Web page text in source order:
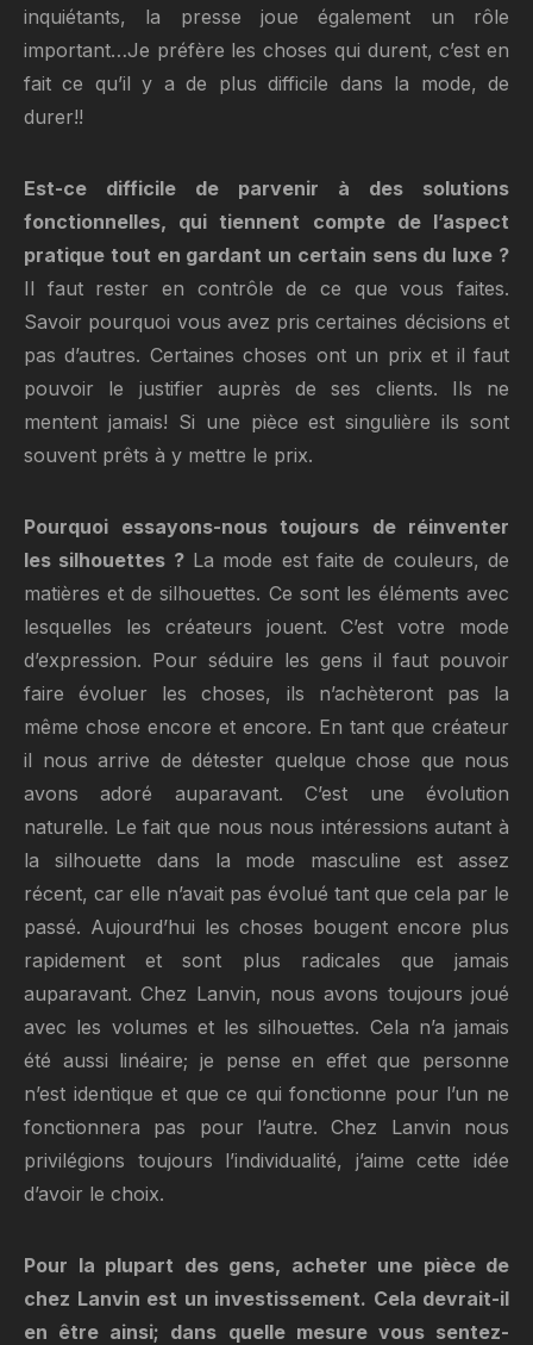
inquiétants, la presse joue également un rôle
important…Je préfère les choses qui durent, c’est en
fait ce qu’il y a de plus difficile dans la mode, de
durer!!
Est-ce difficile de parvenir à des solutions
fonctionnelles, qui tiennent compte de l’aspect
pratique tout en gardant un certain sens du luxe ?
Il faut rester en contrôle de ce que vous faites.
Savoir pourquoi vous avez pris certaines décisions et
pas d’autres. Certaines choses ont un prix et il faut
pouvoir le justifier auprès de ses clients. Ils ne
mentent jamais! Si une pièce est singulière ils sont
souvent prêts à y mettre le prix.
Pourquoi essayons-nous toujours de réinventer
les silhouettes ?La mode est faite de couleurs, de
matières et de silhouettes. Ce sont les éléments avec
lesquelles les créateurs jouent. C’est votre mode
d’expression. Pour séduire les gens il faut pouvoir
faire évoluer les choses, ils n’achèteront pas la
même chose encore et encore. En tant que créateur
il nous arrive de détester quelque chose que nous
avons adoré auparavant. C’est une évolution
naturelle. Le fait que nous nous intéressions autant à
la silhouette dans la mode masculine est assez
récent, car elle n’avait pas évolué tant que cela par le
passé. Aujourd’hui les choses bougent encore plus
rapidement et sont plus radicales que jamais
auparavant. Chez Lanvin, nous avons toujours joué
avec les volumes et les silhouettes. Cela n’a jamais
été aussi linéaire; je pense en effet que personne
n’est identique et que ce qui fonctionne pour l’un ne
fonctionnera pas pour l’autre. Chez Lanvin nous
privilégions toujours l’individualité, j’aime cette idée
d’avoir le choix.
Pour la plupart des gens, acheter une pièce de
chez Lanvin est un investissement. Cela devrait-il
en être ainsi; dans quelle mesure vous sentez-